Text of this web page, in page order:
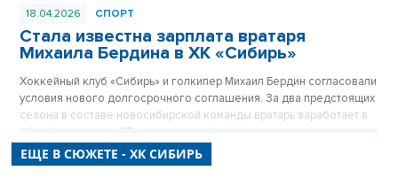
18.04.2026 СПОРТ
Стала известна зарплата вратаря
Михаила Бердина в ХК «Сибирь»
Хоккейный клуб «Сибирь» и голкипер Михаил Бердин согласовали
условия нового долгосрочного соглашения. За два предстоящих
сезона в составе новосибирской команды вратарь заработает в
общей сложности 87 миллионов рублей, что делает его одним из
самых высокооплачиваемых игроков клуба.
ЕЩЕ В СЮЖЕТЕ - ХК СИБИРЬ